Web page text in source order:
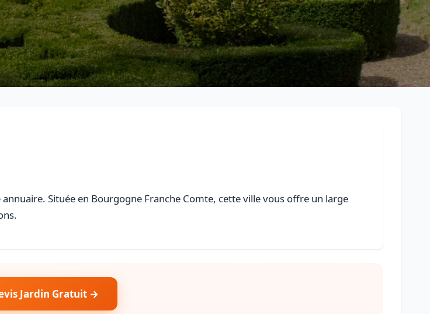
Située en Bourgogne Franche Comte, cette ville vous offre un large
Jardin Gratuit →